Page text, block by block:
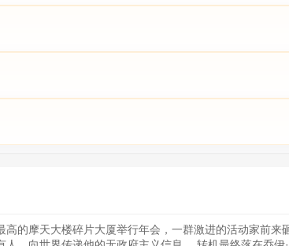
的摩天大楼碎片大厦举行年会，一群激进的活动家前